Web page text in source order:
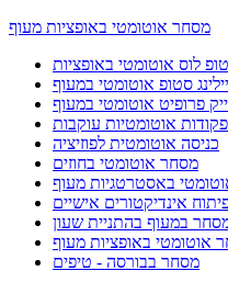
מסחר אוטומטי באופציות מעוף
לוס אוטומטי באופציות
סטופ אוטומטי במעוף
פרופיט אוטומטי במעוף
פקודות אוטומטיות עוקבות
כניסה אוטומטית לפוזיציה
מסחר אוטומטי בחוזים
באסטרטגיות מעוף
אינדיקטורים אישיים
במעוף בהתניית שעון
אוטומטי באופציות מעוף
מסחר בבורסה - טיפים